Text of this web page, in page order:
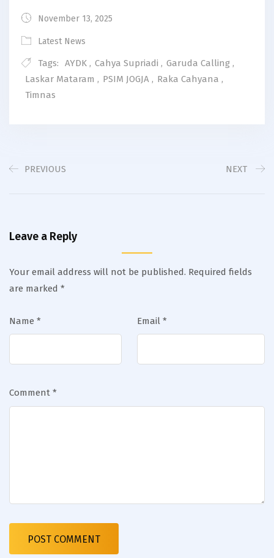
November 13, 2025
Latest News
Tags: AYDK , Cahya Supriadi , Garuda Calling ,
Laskar Mataram , PSIM JOGJA , Raka Cahyana ,
Timnas
PREVIOUS NEXT
Leave a Reply
Your email address will not be published. Required fields
are marked *
Name * Email *
Comment *